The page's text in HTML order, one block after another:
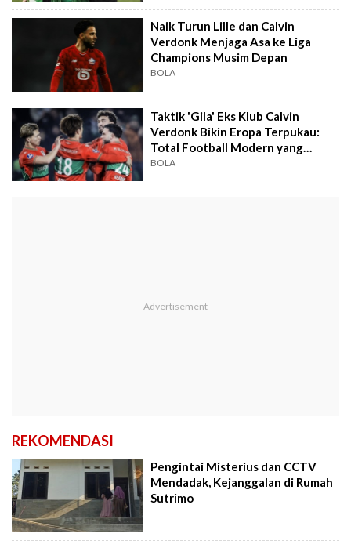
Naik Turun Lille dan Calvin
Verdonk Menjaga Asa ke Liga
Champions Musim Depan
BOLA
Taktik 'Gila' Eks Klub Calvin
Verdonk Bikin Eropa Terpukau:
Total Football Modern yang
Kejam!
BOLA
REKOMENDASI
Pengintai Misterius dan CCTV
Mendadak, Kejanggalan di Rumah
Sutrimo